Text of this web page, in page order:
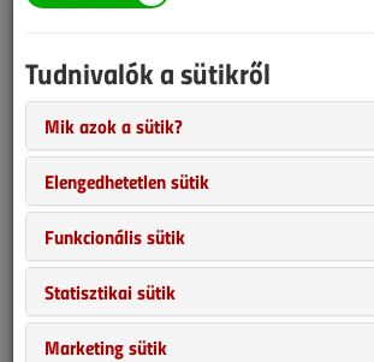
is?
Meddig érvényes a hozzáférés a
VGF&HKL előfizetés
Tudnivalók a sütikről
Mik azok a sütik?
Elengedhetetlen sütik
Funkcionális sütik
Statisztikai sütik
Marketing sütik